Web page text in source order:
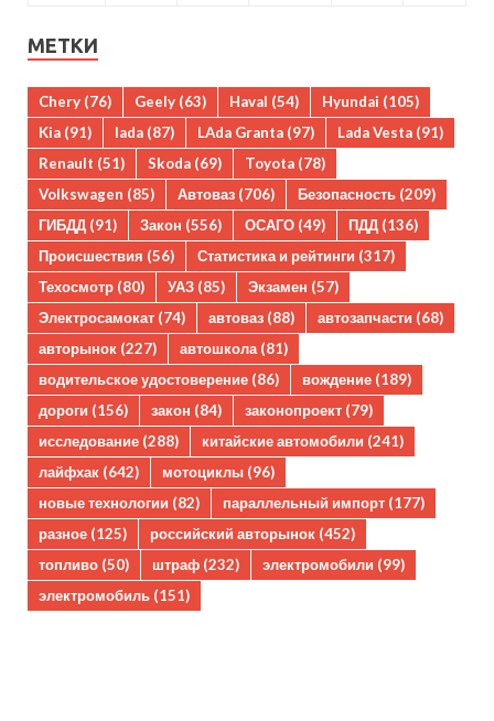
МЕТКИ
Chery (76) Geely (63) Haval (54) Hyundai (105)
Kia (91) lada (87) LAda Granta (97) Lada Vesta (91)
Renault (51) Skoda (69) Toyota (78)
Volkswagen (85) Автоваз (706) Безопасность (209)
ГИБДД (91) Закон (556) ОСАГО (49) ПДД (136)
Происшествия (56) Статистика и рейтинги (317)
Техосмотр (80) УАЗ (85) Экзамен (57)
Электросамокат (74) автоваз (88) автозапчасти (68)
авторынок (227) автошкола(81)
водительское удостоверение (86) вождение (189)
дороги (156) закон (84) законопроект (79)
исследование (288) китайские автомобили (241)
лайфхак (642) мотоциклы (96)
новые технологии (82) параллельный импорт (177)
разное (125) российский авторынок (452)
топливо (50) штраф (232) электромобили (99)
электромобиль (151)